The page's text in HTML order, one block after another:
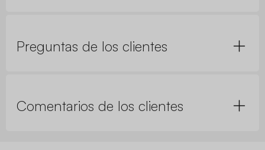
Preguntas de los clientes
Comentarios de los clientes